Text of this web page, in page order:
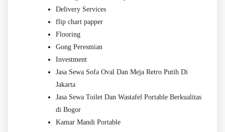
Delivery Services
flip chart papper
Flooring
Gong Peresmian
Investment
Jasa Sewa Sofa Oval Dan Meja Retro Putih Di
Jakarta
Jasa Sewa Toilet Dan Wastafel Portable Berkualitas
di Bogor
Kamar Mandi Portable